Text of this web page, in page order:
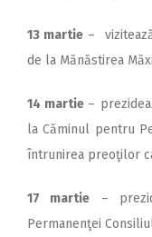
13 martie –
de la Mănăstirea
14 martie –
la Căminul pentru
întrunirea preoţilor
17 martie –
Permanenţei